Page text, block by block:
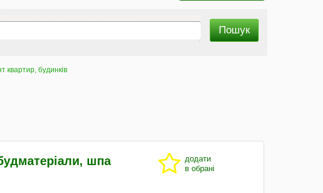
квартир, будинків
шпа
додати
в обрані